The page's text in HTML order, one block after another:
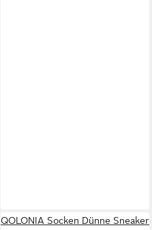
QOLONIA Socken Dünne Sneaker